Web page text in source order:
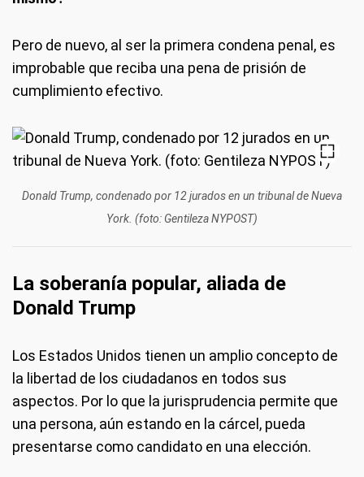
Pero de nuevo, al ser la primera condena penal, es
improbable que reciba una pena de prisión de
cumplimiento efectivo.
Donald Trump, condenado por 12 jurados en un tribunal de Nueva
York. (foto: Gentileza NYPOST)
La soberanía popular, aliada de
Donald Trump
Los Estados Unidos tienen un amplio concepto de
la libertad de los ciudadanos en todos sus
aspectos. Por lo que la jurisprudencia permite que
una persona, aún estando en la cárcel, pueda
presentarse como candidato en una elección.